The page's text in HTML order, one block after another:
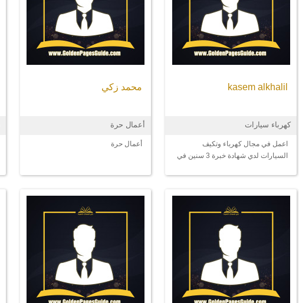
kasem alkhalil
كهرباء سيارات
اعمل في مجال كهرباء وتكيف
السيارات لدي شهادة خبرة 3 سنين في
محمد زكي
أعمال حرة
أعمال حرة